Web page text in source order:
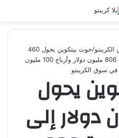
/
حوت بيتكوين يحول 460
في سوق الكريبتو
يحول
دولار إلى